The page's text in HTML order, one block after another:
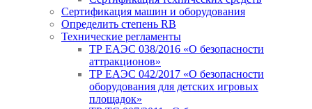
Сертификация машин и оборудования
Определить степень RB
Технические регламенты
ТР ЕАЭС 038/2016 «О безопасности
аттракционов»
ТР ЕАЭС 042/2017 «О безопасности
оборудования для детских игровых
площадок»